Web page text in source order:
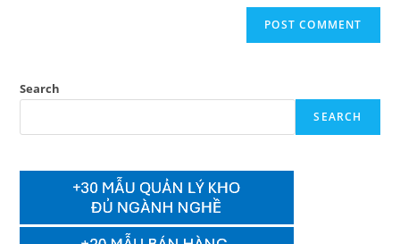
Search
SEARCH